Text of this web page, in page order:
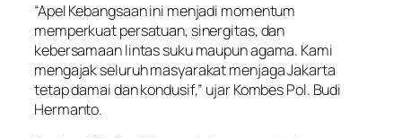
“Apel Kebangsaan ini menjadi momentum
memperkuat persatuan, sinergitas, dan
kebersamaan lintas suku maupun agama. Kami
mengajak seluruh masyarakat menjaga Jakarta
tetap damai dan kondusif,” ujar Kombes Pol. Budi
Hermanto.